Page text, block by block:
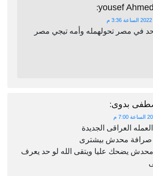
yousef Ahmed
:
في مصر تحولهمله وأمه تيجي مصر
بدوى:
العراقى الجديدة
صرافة محدش بيشترى
يضحك عليا ويتقى الله لو حد يعرف